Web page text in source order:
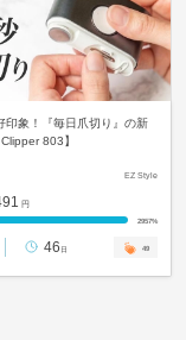
印象！『毎日爪切り』の新
803】
EZ Style
円
2957%
46 日 49